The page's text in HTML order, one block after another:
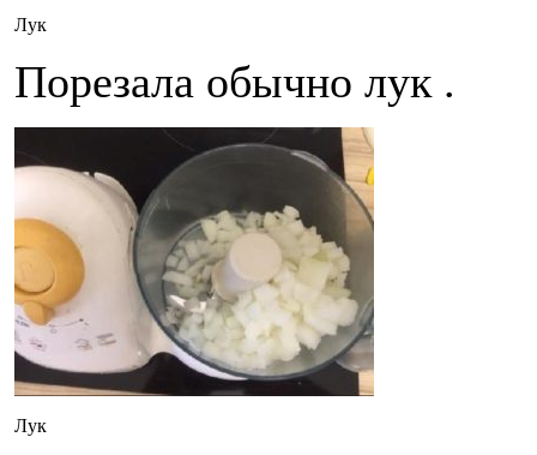
Лук
Порезала обычно лук .
Лук